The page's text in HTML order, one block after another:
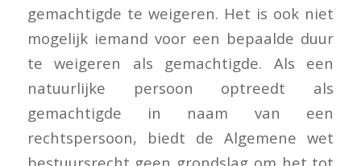
gemachtigde te weigeren. Het is ook niet
mogelijk iemand voor een bepaalde duur
te weigeren als gemachtigde. Als een
natuurlijke persoon optreedt als
gemachtigde in naam van een
rechtspersoon, biedt de Algemene wet